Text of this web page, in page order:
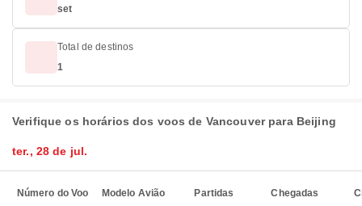
set
Total de destinos
1
Verifique os horários dos voos de Vancouver para Beijing
ter., 28 de jul.
Número do Voo Modelo Avião Partidas Chegadas